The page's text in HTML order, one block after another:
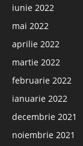
iunie 2022
mai 2022
aprilie 2022
martie 2022
februarie 2022
ianuarie 2022
decembrie 2021
noiembrie 2021